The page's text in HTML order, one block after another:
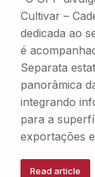
Cultivar –
dedicada ao
é
Separata
panorâmica
integrando
para a
exportações
Read article